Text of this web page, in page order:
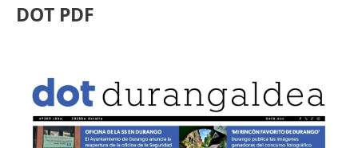
DOT PDF